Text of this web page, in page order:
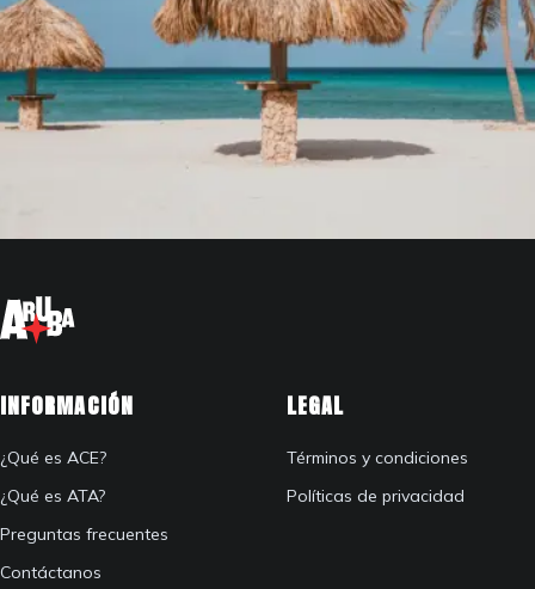
INFORMACIÓN
¿Qué es ACE?
¿Qué es ATA?
Preguntas frecuentes
Contáctanos
LEGAL
Términos y condiciones
Políticas de privacidad